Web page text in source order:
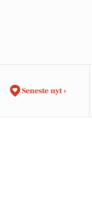
Seneste nyt ›